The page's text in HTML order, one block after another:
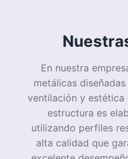
Calidad y
Fabricación
Nuestros procesos
soldadura
acabados
ventana pasa por